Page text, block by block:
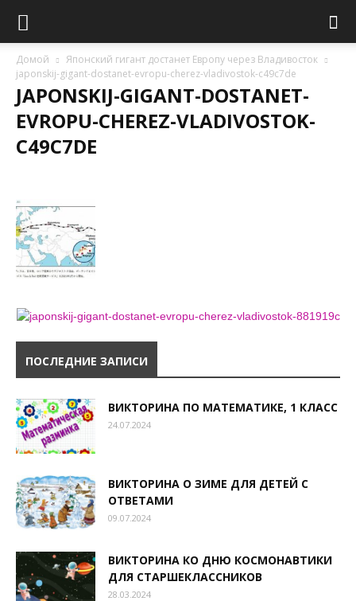
Домой
Японский гигант достанет Европу через Владивосток
japonskij-gigant-dostanet-evropu-cherez-vladivostok-c49c7de
JAPONSKIJ-GIGANT-DOSTANET-
EVROPU-CHEREZ-VLADIVOSTOK-
C49C7DE
ПОСЛЕДНИЕ ЗАПИСИ
ВИКТОРИНА ПО МАТЕМАТИКЕ, 1 КЛАСС
24.07.2024
ВИКТОРИНА О ЗИМЕ ДЛЯ ДЕТЕЙ С
ОТВЕТАМИ
09.07.2024
ВИКТОРИНА КО ДНЮ КОСМОНАВТИКИ
ДЛЯ СТАРШЕКЛАССНИКОВ
28.03.2024